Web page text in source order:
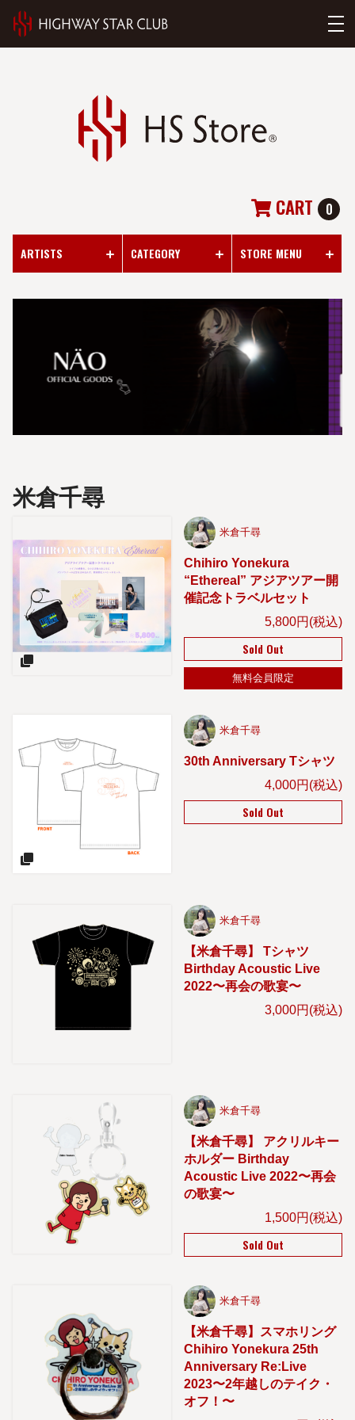
CART 0
ARTISTS CATEGORY STORE MENU
米倉千尋
米倉千尋
Chihiro Yonekura
“Ethereal” アジアツアー開
催記念トラベルセット
5,800円(税込)
Sold Out
無料会員限定
米倉千尋
30th Anniversary Tシャツ
4,000円(税込)
Sold Out
米倉千尋
【米倉千尋】 Tシャツ
Birthday Acoustic Live
2022〜再会の歌宴〜
3,000円(税込)
米倉千尋
【米倉千尋】 アクリルキー
ホルダー Birthday
Acoustic Live 2022〜再会
の歌宴〜
1,500円(税込)
Sold Out
米倉千尋
【米倉千尋】スマホリング
Chihiro Yonekura 25th
Anniversary Re:Live
2023〜2年越しのテイク・
オフ！〜